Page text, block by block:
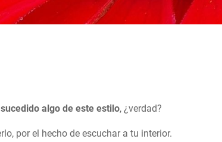
algo de este estilo, ¿verdad?
por el hecho de escuchar a tu interior.